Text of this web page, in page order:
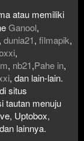
atau memiliki
Ganool,
, dunia21, filmapik,
,
, nb21,Pahe in,
, dan lain-lain.
situs
tautan menuju
Uptobox,
lainnya.